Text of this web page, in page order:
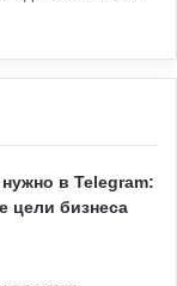
в Telegram:
цели бизнеса